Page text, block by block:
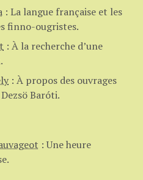
: La langue française et les
finno-ougristes.
: À la recherche d’une
: À propos des ouvrages
Baróti.
:Une heure